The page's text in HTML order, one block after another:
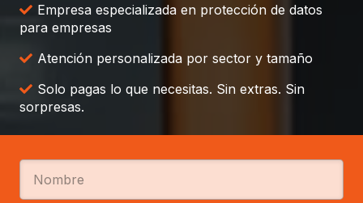
Empresa especializada en protección de datos
para empresas
Atención personalizada por sector y tamaño
Solo pagas lo que necesitas. Sin extras. Sin
sorpresas.